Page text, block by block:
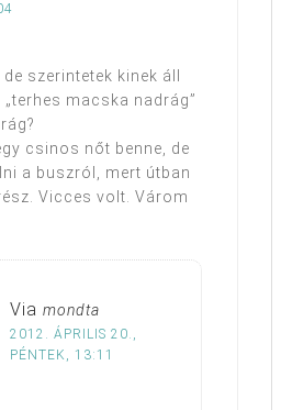
szerintetek kinek áll
macska nadrág”
csinos nőt benne, de
a buszról, mert útban
Vicces volt. Várom
Via mondta
2012. ÁPRILIS 20.,
PÉNTEK, 13:11